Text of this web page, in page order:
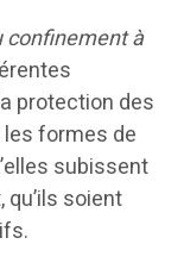
confinement à
protection des
formes de
subissent
soient